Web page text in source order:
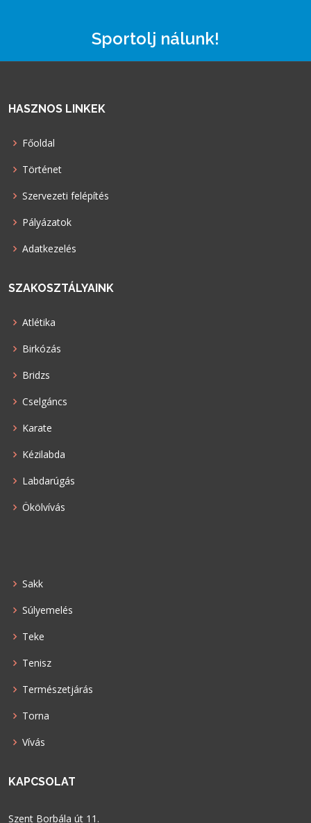
Sportolj nálunk!
HASZNOS LINKEK
Főoldal
Történet
Szervezeti felépítés
Pályázatok
Adatkezelés
SZAKOSZTÁLYAINK
Atlétika
Birkózás
Bridzs
Cselgáncs
Karate
Kézilabda
Labdarúgás
Ökölvívás
Sakk
Súlyemelés
Teke
Tenisz
Természetjárás
Torna
Vívás
KAPCSOLAT
Szent Borbála út 11.